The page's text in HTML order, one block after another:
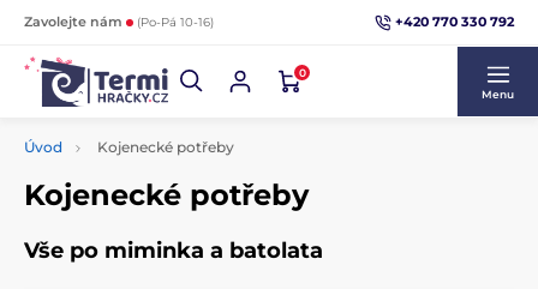
Zavolejte nám (Po-Pá 10-16) +420 770 330 792
0
Menu
Úvod Kojenecké potřeby
Kojenecké potřeby
Vše po miminka a batolata